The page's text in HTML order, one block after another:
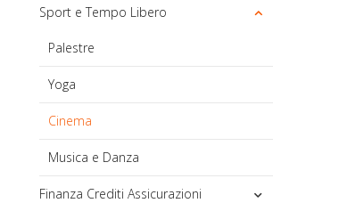
Sport e Tempo Libero
Palestre
Yoga
Cinema
Musica e Danza
Finanza Crediti Assicurazioni